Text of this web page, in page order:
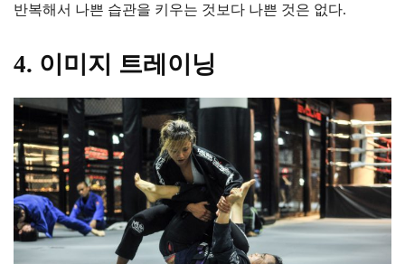
반복해서 나쁜 습관을 키우는 것보다 나쁜 것은 없다.
4. 이미지 트레이닝